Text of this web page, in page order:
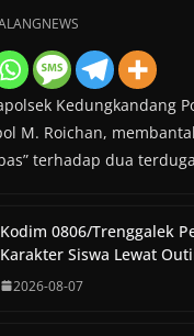
Kedungkandang
M. Roichan,
terhadap dua
Kodim 0806/Trenggalek
Karakter Siswa Lewat
2026-08-07